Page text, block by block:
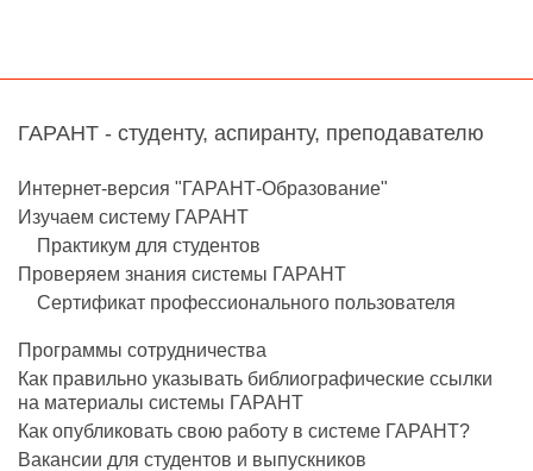
ГАРАНТ - студенту, аспиранту, преподавателю
Интернет-версия "ГАРАНТ-Образование"
Изучаем систему ГАРАНТ
Практикум для студентов
Проверяем знания системы ГАРАНТ
Сертификат профессионального пользователя
Программы сотрудничества
Как правильно указывать библиографические ссылки
на материалы системы ГАРАНТ
Как опубликовать свою работу в системе ГАРАНТ?
Вакансии для студентов и выпускников